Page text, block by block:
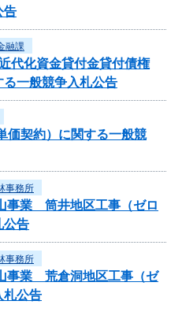
告
融課
代化資金貸付金貸付債権
る一般競争入札公告
価契約）に関する一般競
事務所
事業 筒井地区工事（ゼロ
公告
事務所
事業 荒倉洞地区工事（ゼ
札公告